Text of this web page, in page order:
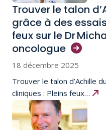
Trouver le talon
grâce à des
feux sur le Dr
oncologue
18 décembre 2025
Trouver le talon d’Achille
cliniques : Pleins feux…